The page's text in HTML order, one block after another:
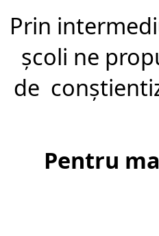
Prin
şcoli ne
de conș
Pentru